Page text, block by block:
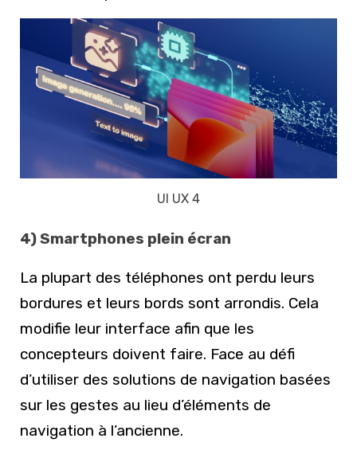
UI UX 4
4) Smartphones plein écran
La plupart des téléphones ont perdu leurs
bordures et leurs bords sont arrondis. Cela
modifie leur interface afin que les
concepteurs doivent faire. Face au défi
d’utiliser des solutions de navigation basées
sur les gestes au lieu d’éléments de
navigation à l’ancienne.